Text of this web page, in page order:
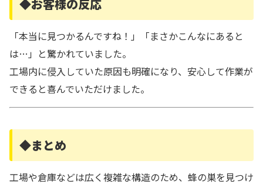
◆お客様の反応
「本当に見つかるんですね！」「まさかこんなにあると
は…」と驚かれていました。
工場内に侵入していた原因も明確になり、安心して作業が
できると喜んでいただけました。
◆まとめ
工場や倉庫などは広く複雑な構造のため、蜂の巣を見つけ